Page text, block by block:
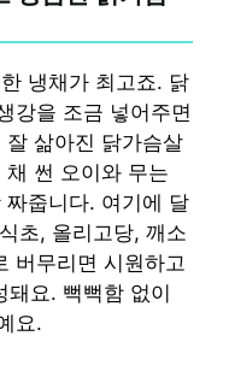
냉채가 최고죠. 닭
강을 조금 넣어주면
삶아진 닭가슴살
썬 오이와 무는
줍니다. 여기에 달
초, 올리고당, 깨소
버무리면 시원하고
돼요. 뻑뻑함 없이
요.